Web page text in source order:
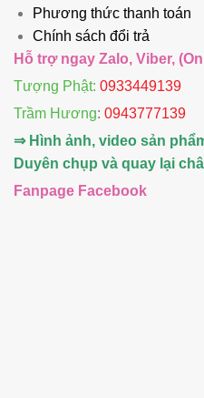
Phương thức thanh toán
Chính sách đổi trả
Hỗ trợ ngay Zalo, Viber,
Tượng Phật: 0933449139
Trầm Hương: 0943777139
⇒ Hình ảnh, video sản
Duyên chụp và quay lại
Fanpage Facebook